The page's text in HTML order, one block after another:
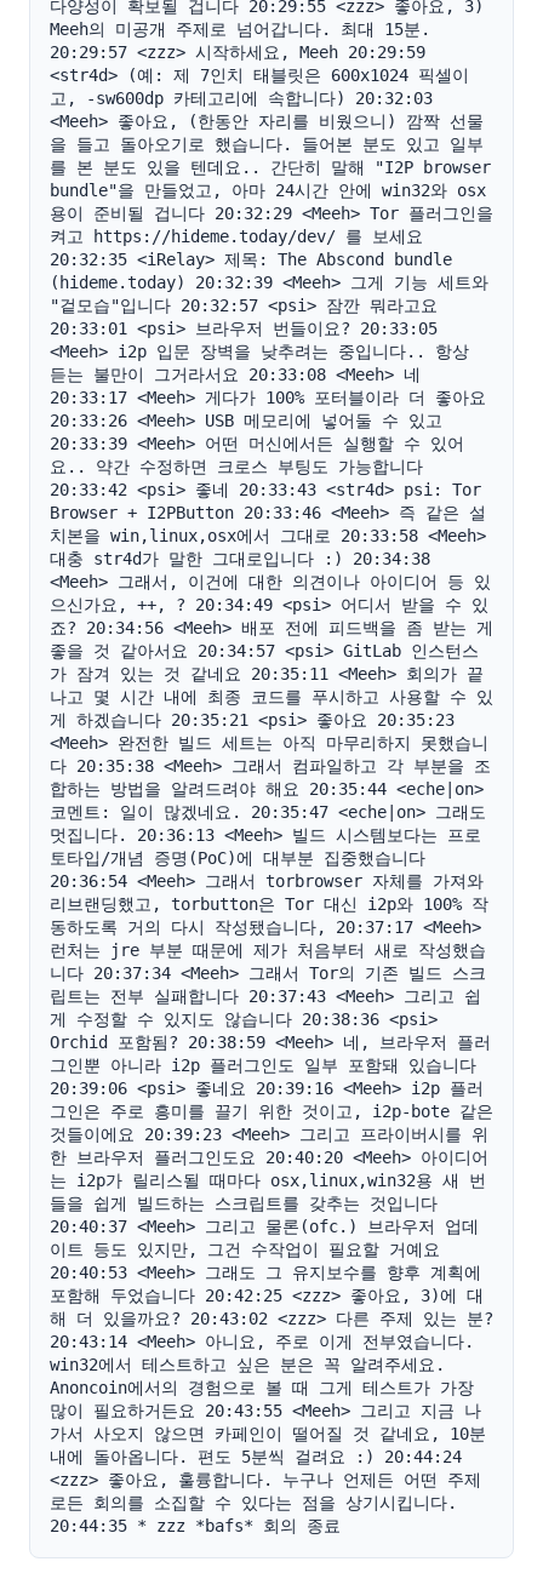
다양성이 확보될 겁니다 20:29:55 <zzz> 좋아요, 3)
Meeh의 미공개 주제로 넘어갑니다. 최대 15분.
20:29:57 <zzz> 시작하세요, Meeh 20:29:59
<str4d> (예: 제 7인치 태블릿은 600x1024 픽셀이
고, -sw600dp 카테고리에 속합니다) 20:32:03
<Meeh> 좋아요, (한동안 자리를 비웠으니) 깜짝 선물
을 들고 돌아오기로 했습니다. 들어본 분도 있고 일부
를 본 분도 있을 텐데요.. 간단히 말해 "I2P browser
bundle"을 만들었고, 아마 24시간 안에 win32와 osx
용이 준비될 겁니다 20:32:29 <Meeh> Tor 플러그인을
켜고 https://hideme.today/dev/ 를 보세요
20:32:35 <iRelay> 제목: The Abscond bundle
(hideme.today) 20:32:39 <Meeh> 그게 기능 세트와
"겉모습"입니다 20:32:57 <psi> 잠깐 뭐라고요
20:33:01 <psi> 브라우저 번들이요? 20:33:05
<Meeh> i2p 입문 장벽을 낮추려는 중입니다.. 항상
듣는 불만이 그거라서요 20:33:08 <Meeh> 네
20:33:17 <Meeh> 게다가 100% 포터블이라 더 좋아요
20:33:26 <Meeh> USB 메모리에 넣어둘 수 있고
20:33:39 <Meeh> 어떤 머신에서든 실행할 수 있어
요.. 약간 수정하면 크로스 부팅도 가능합니다
20:33:42 <psi> 좋네 20:33:43 <str4d> psi: Tor
Browser + I2PButton 20:33:46 <Meeh> 즉 같은 설
치본을 win,linux,osx에서 그대로 20:33:58 <Meeh>
대충 str4d가 말한 그대로입니다 :) 20:34:38
<Meeh> 그래서, 이건에 대한 의견이나 아이디어 등 있
으신가요, ++, ? 20:34:49 <psi> 어디서 받을 수 있
죠? 20:34:56 <Meeh> 배포 전에 피드백을 좀 받는 게
좋을 것 같아서요 20:34:57 <psi> GitLab 인스턴스
가 잠겨 있는 것 같네요 20:35:11 <Meeh> 회의가 끝
나고 몇 시간 내에 최종 코드를 푸시하고 사용할 수 있
게 하겠습니다 20:35:21 <psi> 좋아요 20:35:23
<Meeh> 완전한 빌드 세트는 아직 마무리하지 못했습니
다 20:35:38 <Meeh> 그래서 컴파일하고 각 부분을 조
합하는 방법을 알려드려야 해요 20:35:44 <eche|on>
코멘트: 일이 많겠네요. 20:35:47 <eche|on> 그래도
멋집니다. 20:36:13 <Meeh> 빌드 시스템보다는 프로
토타입/개념 증명(PoC)에 대부분 집중했습니다
20:36:54 <Meeh> 그래서 torbrowser 자체를 가져와
리브랜딩했고, torbutton은 Tor 대신 i2p와 100% 작
동하도록 거의 다시 작성됐습니다, 20:37:17 <Meeh>
런처는 jre 부분 때문에 제가 처음부터 새로 작성했습
니다 20:37:34 <Meeh> 그래서 Tor의 기존 빌드 스크
립트는 전부 실패합니다 20:37:43 <Meeh> 그리고 쉽
게 수정할 수 있지도 않습니다 20:38:36 <psi>
Orchid 포함됨? 20:38:59 <Meeh> 네, 브라우저 플러
그인뿐 아니라 i2p 플러그인도 일부 포함돼 있습니다
20:39:06 <psi> 좋네요 20:39:16 <Meeh> i2p 플러
그인은 주로 흥미를 끌기 위한 것이고, i2p-bote 같은
것들이에요 20:39:23 <Meeh> 그리고 프라이버시를 위
한 브라우저 플러그인도요 20:40:20 <Meeh> 아이디어
는 i2p가 릴리스될 때마다 osx,linux,win32용 새 번
들을 쉽게 빌드하는 스크립트를 갖추는 것입니다
20:40:37 <Meeh> 그리고 물론(ofc.) 브라우저 업데
이트 등도 있지만, 그건 수작업이 필요할 거예요
20:40:53 <Meeh> 그래도 그 유지보수를 향후 계획에
포함해 두었습니다 20:42:25 <zzz> 좋아요, 3)에 대
해 더 있을까요? 20:43:02 <zzz> 다른 주제 있는 분?
20:43:14 <Meeh> 아니요, 주로 이게 전부였습니다.
win32에서 테스트하고 싶은 분은 꼭 알려주세요.
Anoncoin에서의 경험으로 볼 때 그게 테스트가 가장
많이 필요하거든요 20:43:55 <Meeh> 그리고 지금 나
가서 사오지 않으면 카페인이 떨어질 것 같네요, 10분
내에 돌아옵니다. 편도 5분씩 걸려요 :) 20:44:24
<zzz> 좋아요, 훌륭합니다. 누구나 언제든 어떤 주제
로든 회의를 소집할 수 있다는 점을 상기시킵니다.
20:44:35 * zzz *bafs* 회의 종료